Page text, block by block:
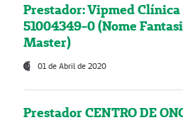
Prestador: Vipmed
51004349-0 (Nome
Master)
01 de Abril de 2020
Prestador CENTRO DE